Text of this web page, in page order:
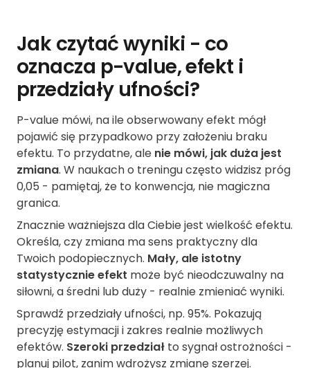
Jak czytać wyniki - co
oznacza p-value, efekt i
przedziały ufności?
P-value mówi, na ile obserwowany efekt mógł
pojawić się przypadkowo przy założeniu braku
efektu. To przydatne, ale nie mówi, jak duża jest
zmiana. W naukach o treningu często widzisz próg
0,05 - pamiętaj, że to konwencja, nie magiczna
granica.
Znacznie ważniejsza dla Ciebie jest wielkość efektu.
Określa, czy zmiana ma sens praktyczny dla
Twoich podopiecznych. Mały, ale istotny
statystycznie efekt może być nieodczuwalny na
siłowni, a średni lub duży - realnie zmieniać wyniki.
Sprawdź przedziały ufności, np. 95%. Pokazują
precyzję estymacji i zakres realnie możliwych
efektów. Szeroki przedział to sygnał ostrożności -
planuj pilot, zanim wdrożysz zmianę szerzej.